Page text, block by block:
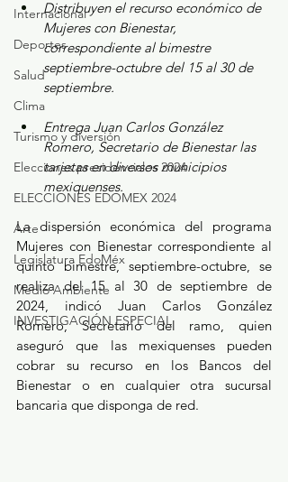
Internacional
Deportes
Salud
Clima
Turismo y diversión
Elecciones presidenciales 2024
ELECCIONES EDOMEX 2024
Arte
Legislatura EdoMéx
Medio Ambiente
INVESTIGACIÓN ESPECIAL
Distribuyen el recurso económico de
Mujeres con Bienestar,
correspondiente al bimestre
septiembre-octubre del 15 al 30 de
septiembre.
Entrega Juan Carlos González
Romero, Secretario de Bienestar las
tarjetas en diversos municipios
mexiquenses.
La dispersión económica del programa
Mujeres con Bienestar correspondiente al
quinto bimestre, septiembre-octubre, se
realiza del 15 al 30 de septiembre de
2024, indicó Juan Carlos González
Romero, Secretario del ramo, quien
aseguró que las mexiquenses pueden
cobrar su recurso en los Bancos del
Bienestar o en cualquier otra sucursal
bancaria que disponga de red.